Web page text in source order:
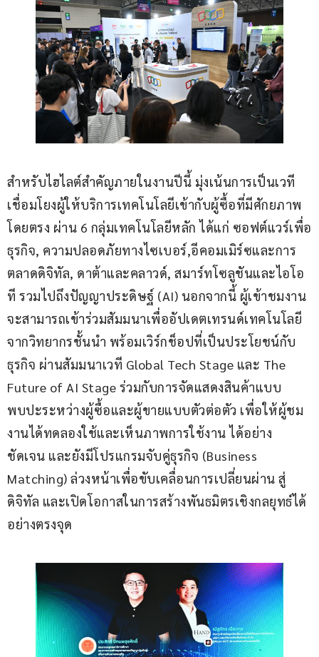
สำหรับไฮไลต์สำคัญภายในงานปีนี้ มุ่งเน้นการเป็นเวที
เชื่อมโยงผู้ให้บริการเทคโนโลยีเข้ากับผู้ซื้อที่มีศักยภาพ
โดยตรง ผ่าน 6 กลุ่มเทคโนโลยีหลัก ได้แก่ ซอฟต์แวร์เพื่อ
ธุรกิจ, ความปลอดภัยทางไซเบอร์,อีคอมเมิร์ซและการ
ตลาดดิจิทัล, ดาต้าและคลาวด์, สมาร์ทโซลูชันและไอโอ
ที รวมไปถึงปัญญาประดิษฐ์ (AI) นอกจากนี้ ผู้เข้าชมงาน
จะสามารถเข้าร่วมสัมมนาเพื่ออัปเดตเทรนด์เทคโนโลยี
จากวิทยากรชั้นนำ พร้อมเวิร์กช็อปที่เป็นประโยชน์กับ
ธุรกิจ ผ่านสัมมนาเวที Global Tech Stage และ The
Future of AI Stage ร่วมกับการจัดแสดงสินค้าแบบ
พบปะระหว่างผู้ซื้อและผู้ขายแบบตัวต่อตัว เพื่อให้ผู้ชม
งานได้ทดลองใช้และเห็นภาพการใช้งาน ได้อย่าง
ชัดเจน และยังมีโปรแกรมจับคู่ธุรกิจ (Business
Matching) ล่วงหน้าเพื่อขับเคลื่อนการเปลี่ยนผ่าน สู่
ดิจิทัล และเปิดโอกาสในการสร้างพันธมิตรเชิงกลยุทธ์ได้
อย่างตรงจุด